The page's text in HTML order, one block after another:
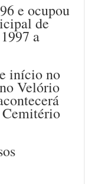
e ocupou
de
a
início no
Velório
Cemitério